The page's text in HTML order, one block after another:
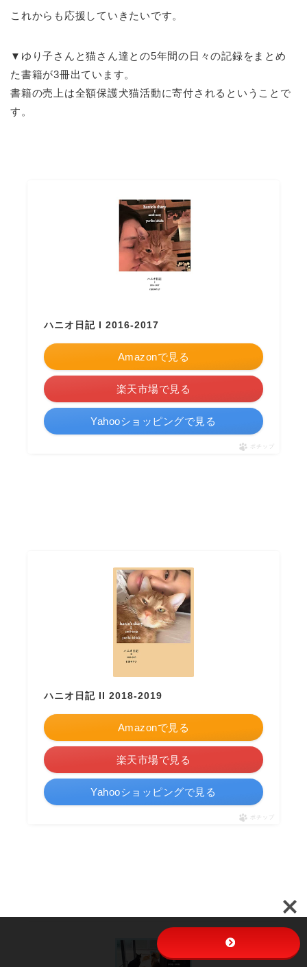
これからも応援していきたいです。
▼ゆり子さんと猫さん達との5年間の日々の記録をまとめ
た書籍が3冊出ています。
書籍の売上は全額保護犬猫活動に寄付されるということで
す。
ハニオ日記 I 2016-2017
Amazonで見る
楽天市場で見る
Yahooショッピングで見る
ポチップ
ハニオ日記 II 2018-2019
Amazonで見る
楽天市場で見る
Yahooショッピングで見る
ポチップ